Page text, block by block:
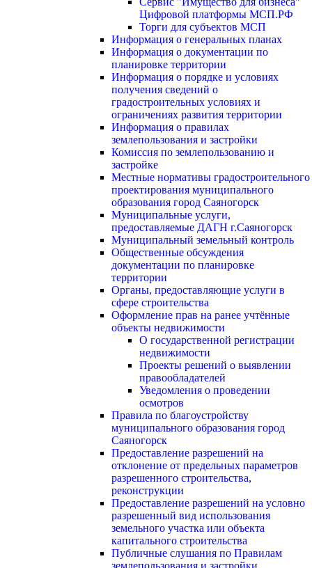
Цифровой платформы МСП.РФ
Торги для субъектов МСП
Информация о генеральных планах
Информация о документации по
планировке территории
Информация о порядке и условиях
получения сведений о
градостроительных условиях и
ограничениях развития территории
Информация о правилах
землепользования и застройки
Комиссия по землепользованию и
застройке
Местные нормативы градостроительного
проектирования муниципального
образования город Саяногорск
Муниципальные услуги,
предоставляемые ДАГН г.Саяногорск
Муниципальный земельный контроль
Общественные обсуждения
документации по планировке
территории
Органы, предоставляющие услуги в
сфере строительства
Оформление прав на ранее учтённые
объекты недвижимости
О государственной регистрации
недвижимости
Проекты решений о выявлении
правообладателей
Уведомления о проведении
осмотров
Правила по благоустройству
муниципального образования город
Саяногорск
Предоставление разрешений на
отклонение от предельных параметров
разрешенного строительства,
реконструкции
Предоставление разрешений на условно
разрешенный вид использования
земельного участка или объекта
капитального строительства
Публичные слушания по Правилам